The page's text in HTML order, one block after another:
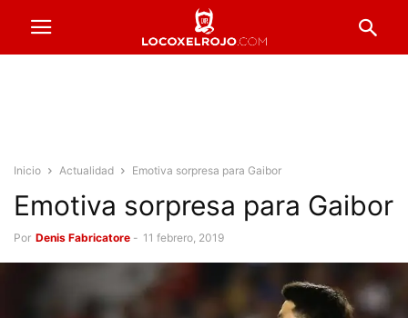
Inicio Actualidad Emotiva sorpresa para Gaibor
Emotiva sorpresa para Gaibor
Por Denis Fabricatore - 11 febrero, 2019